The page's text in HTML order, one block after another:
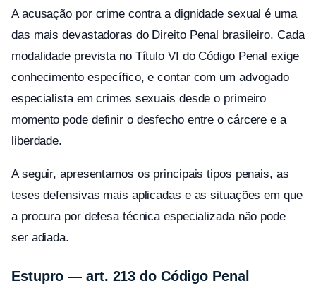
A acusação por crime contra a dignidade sexual é uma
das mais devastadoras do Direito Penal brasileiro. Cada
modalidade prevista no Título VI do Código Penal exige
conhecimento específico, e contar com um advogado
especialista em crimes sexuais desde o primeiro
momento pode definir o desfecho entre o cárcere e a
liberdade.
A seguir, apresentamos os principais tipos penais, as
teses defensivas mais aplicadas e as situações em que
a procura por defesa técnica especializada não pode
ser adiada.
Estupro — art. 213 do Código Penal